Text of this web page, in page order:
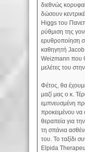
διεθνώς
δώσουν
Higgs του
ρύθμιση της
ερυθροποίηση
καθηγητή Jacob
Weizmann που
μελέτες του
Φέτος, θα
μαζί μας ο κ.
εμπνευσμένη
προκειμένου να
θεραπεία για
τη σπάνια
του. Το ταξίδι
Elpida